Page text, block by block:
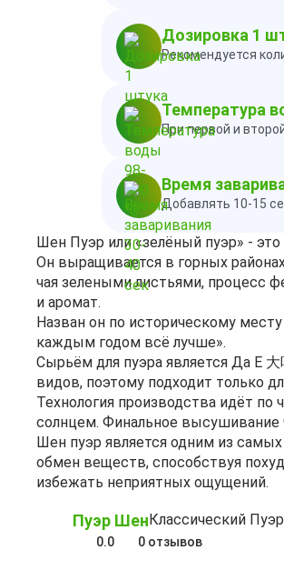
Дозировка 1
Рекомендуется
Температура
При первой и
Время
Добавлять 10-15
Шен Пуэр или «зелёный пуэр» -
Он выращивается в горных
чая зелеными листьями, процесс
и аромат.
Назван он по историческому
каждым годом всё лучше».
Сырьём для пуэра является Да Е
видов, поэтому подходит только
Технология производства идёт
солнцем. Финальное высушивание
Шен пуэр является одним из
обмен веществ, способствуя
избежать неприятных ощущений.
Пуэр ШенКлассический
0.0 0 отзывов